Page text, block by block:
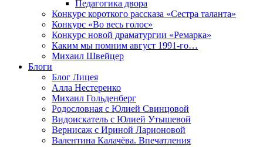
Педагогика двора
Конкурс короткого рассказа «Сестра таланта»
Конкурс «Во весь голос»
Конкурс новой драматургии «Ремарка»
Каким мы помним август 1991-го…
Михаил Швейцер
Блоги
Блог Лицея
Алла Нестеренко
Михаил Гольденберг
Родословная с Юлией Свинцовой
Видоискатель с Юлией Утышевой
Вернисаж с Ириной Ларионовой
Валентина Калачёва. Впечатления